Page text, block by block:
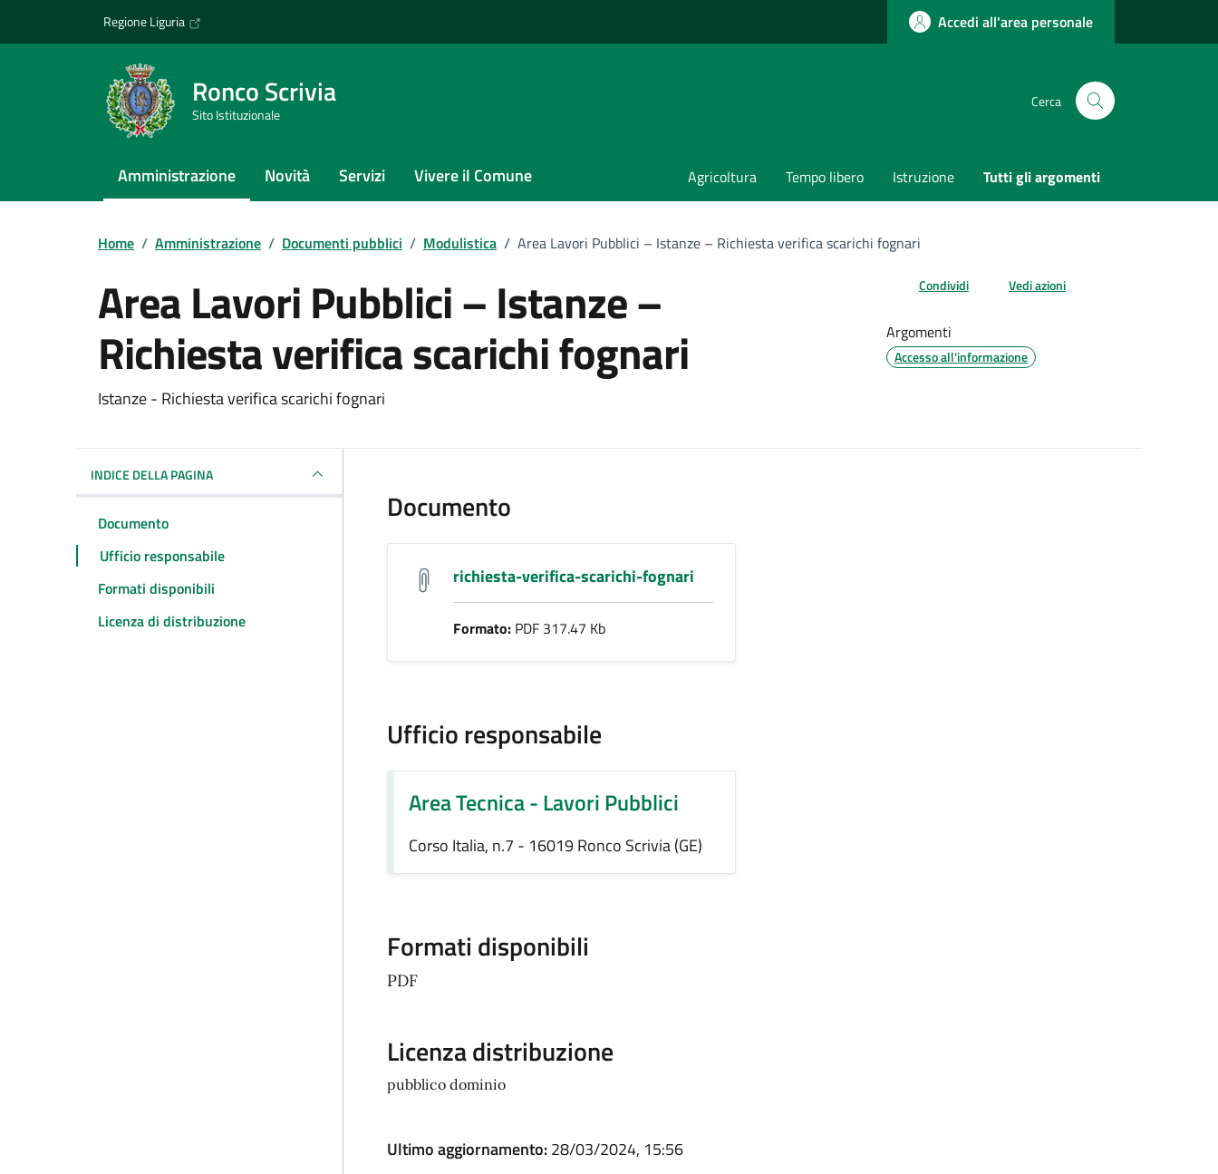
Regione Liguria Accedi all'area personale
Ronco Scrivia
Sito Istituzionale
Cerca
Amministrazione Novità Servizi Vivere il Comune Agricoltura Tempo libero Istruzione Tutti gli argomenti
Home / Amministrazione / Documenti pubblici / Modulistica / Area Lavori Pubblici – Istanze – Richiesta verifica scarichi fognari
Area Lavori Pubblici – Istanze –
Richiesta verifica scarichi fognari
Dettagli del documento
Istanze - Richiesta verifica scarichi fognari
Condividi Vedi azioni
Argomenti
Accesso all'informazione
INDICE DELLA PAGINA
Documento
Ufficio responsabile
Formati disponibili
Licenza di distribuzione
Documento
richiesta-verifica-scarichi-fognari
Formato: PDF 317.47 Kb
Ufficio responsabile
Area Tecnica - Lavori Pubblici
Corso Italia, n.7 - 16019 Ronco Scrivia (GE)
Formati disponibili
PDF
Licenza distribuzione
pubblico dominio
Ultimo aggiornamento:28/03/2024, 15:56